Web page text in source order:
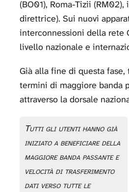
(BO01), Roma-Tizii
direttrice). Sui nuovi
interconnessioni della rete
livello nazionale e
Già alla fine di questa
termini di maggiore banda
attraverso la dorsale
Tutti gli utenti hanno già
iniziato a beneficiare della
maggiore banda passante e
velocità di trasferimento
dati verso tutte le